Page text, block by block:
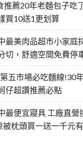
推薦20年老麵包子吃
買10送1更划算
最美肉品超市小家庭
切，舒適空間免費停
五市場必吃麵線!30
仔超讚推薦必點
最便宜寢具 工廠直營
枕頭買一送一千元